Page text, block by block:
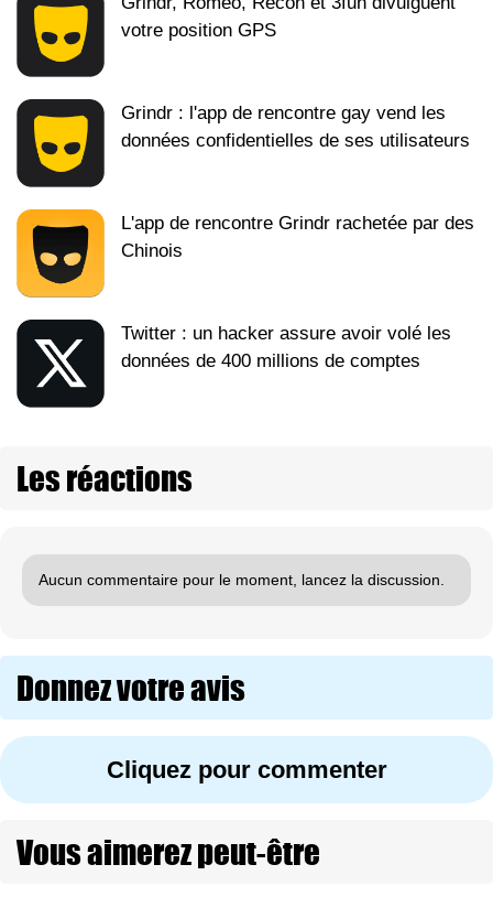
votre position GPS
Grindr : l'app de rencontre gay vend les
données confidentielles de ses utilisateurs
L'app de rencontre Grindr rachetée par des
Chinois
Twitter : un hacker assure avoir volé les
données de 400 millions de comptes
Les réactions
Aucun commentaire pour le moment, lancez la discussion.
Donnez votre avis
Cliquez pour commenter
Vous aimerez peut-être